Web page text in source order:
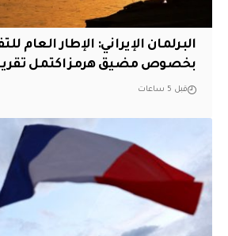
البرلمان الإيراني: الإطار العام
بخصوص مضيق هرمز اكتمل
قبل 5 ساعات